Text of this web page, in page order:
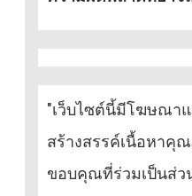
"เว็บไซต์นี้มีโฆษณาแ
สร้างสรรค์เนื้อหาคุ
ขอบคุณที่ร่วมเป็นส่ว